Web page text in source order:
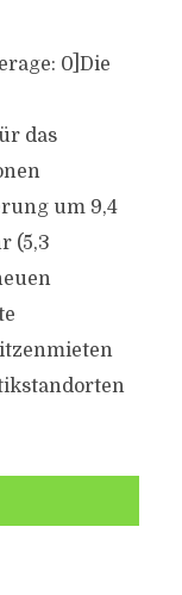
0]Die
das
um 9,4
(5,3